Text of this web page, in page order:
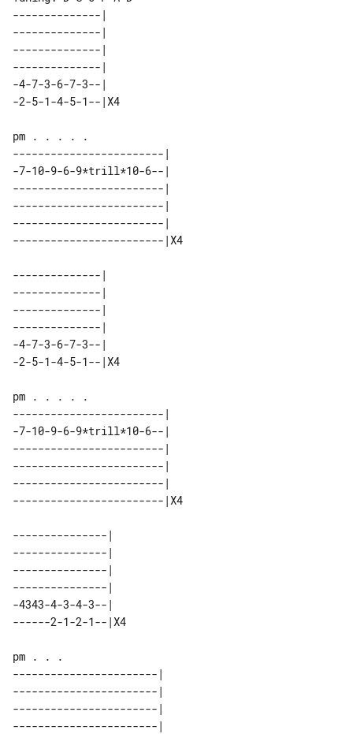
--------------|
--------------|
--------------|
--------------|
-4-7-3-6-7-3--|
------------------------|
-7-10-9-6-9*trill*10-6--|
------------------------|
------------------------|
------------------------|
--------------|
--------------|
--------------|
--------------|
-4-7-3-6-7-3--|
------------------------|
-7-10-9-6-9*trill*10-6--|
------------------------|
------------------------|
------------------------|
---------------|
---------------|
---------------|
---------------|
-4343-4-3-4-3--|
pm . . .
-----------------------|
-----------------------|
-----------------------|
-----------------------|